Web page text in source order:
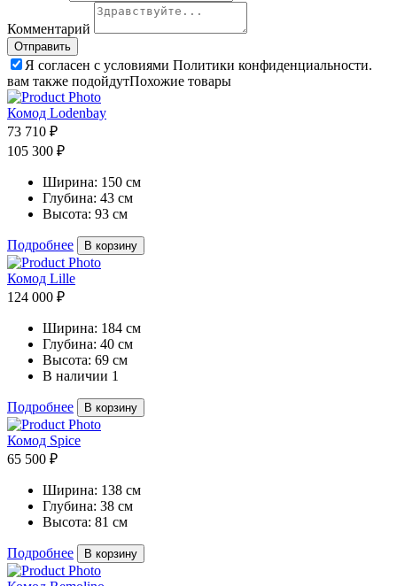
Комментарий
Я согласен с условиями Политики конфиденциальности.
вам также подойдутПохожие товары
Комод Lodenbay
73 710 ₽
105 300 ₽
Ширина: 150 см
Глубина: 43 см
Высота: 93 см
Подробнее В корзину
Комод Lille
124 000 ₽
Ширина: 184 см
Глубина: 40 см
Высота: 69 см
В наличии 1
Подробнее В корзину
Комод Spice
65 500 ₽
Ширина: 138 см
Глубина: 38 см
Высота: 81 см
Подробнее В корзину